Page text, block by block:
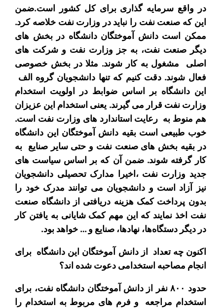
در واقع سرمایه گذاری برای کل کشور است.ضمن
این که صنعت نفت را نباید در وزارت نفت خلاصه کرد.
ممکن است دانش آموختگان دانشگاه در بخش های
دیگر صنعت نفت، به جز وزارت نفت و شرکت های
اصلی مشغول به کار شوند. مثلا در بخش خصوصی
فعال شوند. دقت کنیم که تنها دانشجویان گروه الف
این دانشگاه بر اساس ضوابط در اولویت استخدام
وزارت نفت قرار می گیرند. یعنی استخدام این عزیزان
هم منوط به رعایت استاندارد های وزارت نفت است.
خوب طبیعی است بقیه دانش آموختگان این دانشگاه
در بقیه بخش های صنعت نفت و حتی سایر صنایع به
کار گرفته شوند. ضمن آن که بر اساس سیاست های
جدید وزارت نفت ،اخیرا مدارک تحصیلی دانشجویان
نیز آزاد است و دانشجویان می توانند مدرک خود را
بدون پرداخت کمک هزینه دریافتی از دانشگاه صنعت
نفت اخذ نمایند که این مهم کمک شایانی به یافتن کار
در دیگر دستگاه‌ها، نهادها، صنایع و … خواهد بود.
اکنون چه تعداد از دانش آموختگان این دانشگاه برای
انجام مصاحبه استخدامی دعوت شده اند؟
حدود ۸۰۰ نفر از دانش آموختگان دانشگاه نفت، برای
استخدام مراجعه و فرم های مربوط به استخدام را